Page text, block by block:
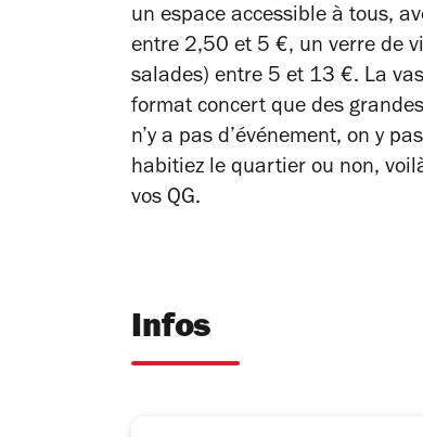
un espace accessible à tous,
entre 2,50 et 5 €, un verre de
salades) entre 5 et 13 €. La
format concert que des
n’y a pas d’événement, on y
habitiez le quartier ou non,
vos QG.
Infos